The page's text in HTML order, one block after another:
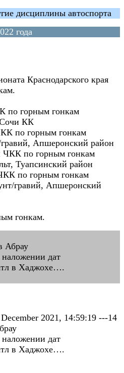
дисциплины автоспорта
года
Краснодарского края
по горным гонкам
КК
по горным гонкам
Апшеронский район
ЧКК по горным гонкам
Туапсинский район
по горным гонкам
гравий, Апшеронский
гонкам.
Абрау
дат
в Хаджохе….
2021, 14:59:19 ---14
дат
в Хаджохе….